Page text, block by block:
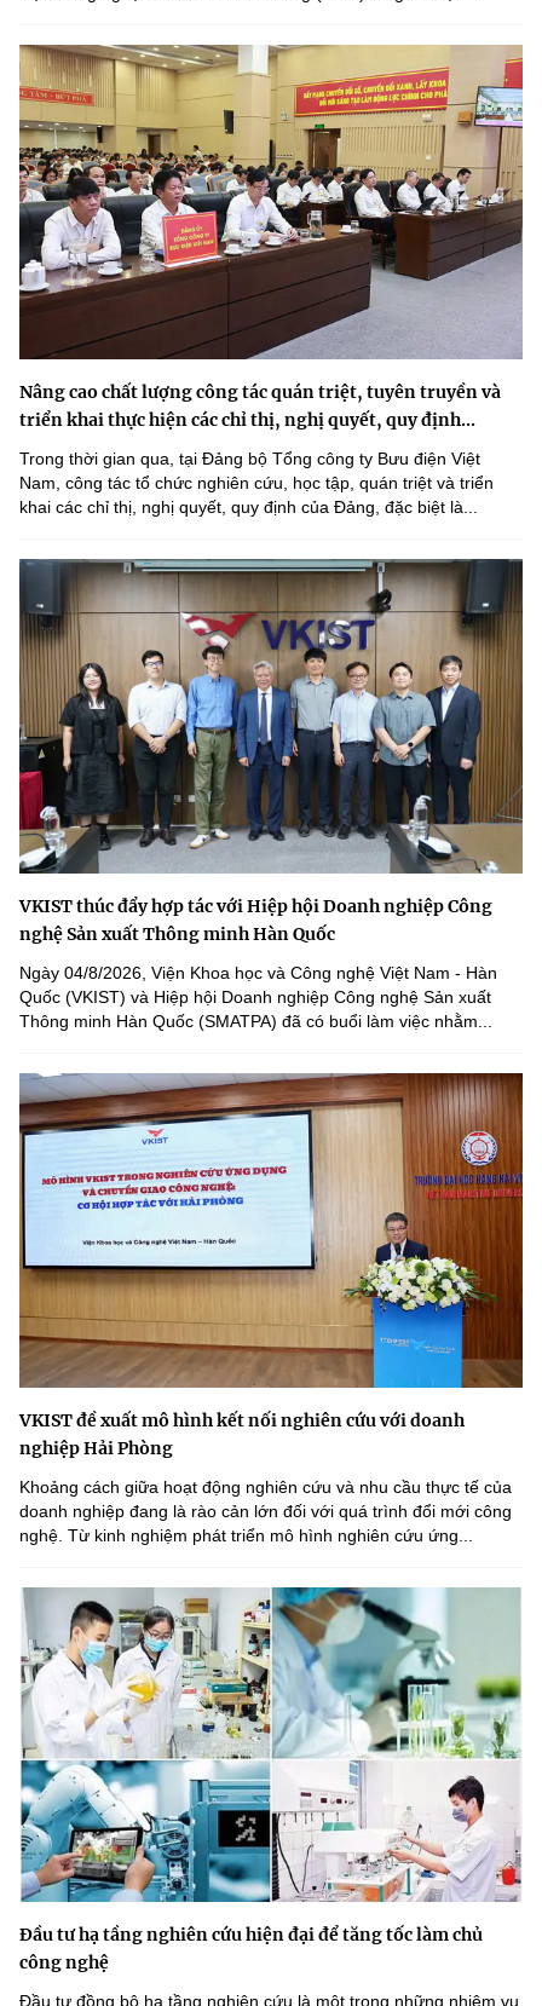
Nâng cao chất lượng công tác quán triệt, tuyên truyền và
triển khai thực hiện các chỉ thị, nghị quyết, quy định...
Trong thời gian qua, tại Đảng bộ Tổng công ty Bưu điện Việt
Nam, công tác tổ chức nghiên cứu, học tập, quán triệt và triển
khai các chỉ thị, nghị quyết, quy định của Đảng, đặc biệt là...
VKIST thúc đẩy hợp tác với Hiệp hội Doanh nghiệp Công
nghệ Sản xuất Thông minh Hàn Quốc
Ngày 04/8/2026, Viện Khoa học và Công nghệ Việt Nam - Hàn
Quốc (VKIST) và Hiệp hội Doanh nghiệp Công nghệ Sản xuất
Thông minh Hàn Quốc (SMATPA) đã có buổi làm việc nhằm...
VKIST đề xuất mô hình kết nối nghiên cứu với doanh
nghiệp Hải Phòng
Khoảng cách giữa hoạt động nghiên cứu và nhu cầu thực tế của
doanh nghiệp đang là rào cản lớn đối với quá trình đổi mới công
nghệ. Từ kinh nghiệm phát triển mô hình nghiên cứu ứng...
Đầu tư hạ tầng nghiên cứu hiện đại để tăng tốc làm chủ
công nghệ
Đầu tư đồng bộ hạ tầng nghiên cứu là một trong những nhiệm vụ